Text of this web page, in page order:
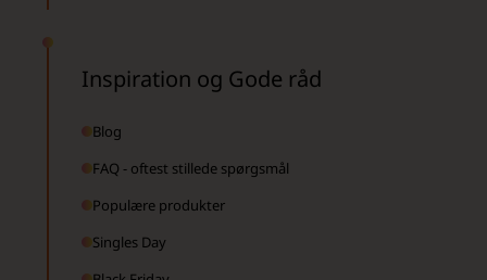
Inspiration og Gode råd
Blog
FAQ - oftest stillede spørgsmål
Populære produkter
Singles Day